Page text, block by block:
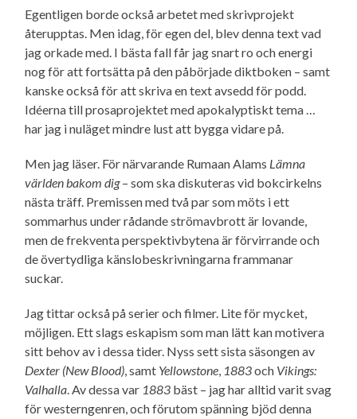
Egentligen borde också arbetet med skrivprojekt
återupptas. Men idag, för egen del, blev denna text vad
jag orkade med. I bästa fall får jag snart ro och energi
nog för att fortsätta på den påbörjade diktboken – samt
kanske också för att skriva en text avsedd för podd.
Idéerna till prosaprojektet med apokalyptiskt tema …
har jag i nuläget mindre lust att bygga vidare på.
Men jag läser. För närvarande Rumaan Alams Lämna
världen bakom dig– som ska diskuteras vid bokcirkelns
nästa träff. Premissen med två par som möts i ett
sommarhus under rådande strömavbrott är lovande,
men de frekventa perspektiv­bytena är förvirrande och
de övertydliga känslo­beskrivningarna frammanar
suckar.
Jag tittar också på serier och filmer. Lite för mycket,
möjligen. Ett slags eskapism som man lätt kan motivera
sitt behov av i dessa tider. Nyss sett sista säsongen av
Dexter (New Blood), samt Yellowstone, 1883och Vikings:
Valhalla. Av dessa var 1883 bäst – jag har alltid varit svag
för westerngenren, och förutom spänning bjöd denna